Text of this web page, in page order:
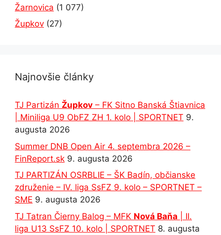
Žarnovica (1 077)
Župkov (27)
Najnovšie články
TJ Partizán Župkov – FK Sitno Banská Štiavnica
| Miniliga U9 ObFZ ZH 1. kolo | SPORTNET 9.
augusta 2026
Summer DNB Open Air 4. septembra 2026 –
FinReport.sk 9. augusta 2026
TJ PARTIZÁN OSRBLIE – ŠK Badín, občianske
združenie – IV. liga SsFZ 9. kolo – SPORTNET –
SME 9. augusta 2026
TJ Tatran Čierny Balog – MFK Nová Baňa | II.
liga U13 SsFZ 10. kolo | SPORTNET 8. augusta